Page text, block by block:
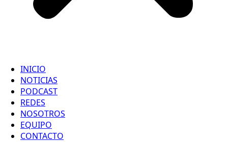
INICIO
NOTICIAS
PODCAST
REDES
NOSOTROS
EQUIPO
CONTACTO